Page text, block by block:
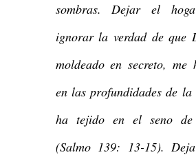
sombras. Dejar el
ignorar la verdad de que
moldeado en secreto, me
en las profundidades de
ha tejido en el seno
(Salmo 139: 13-15).